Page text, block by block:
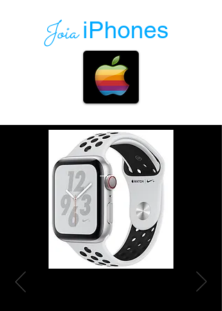
Joia iPhones